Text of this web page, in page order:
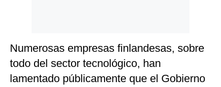
Numerosas empresas finlandesas, sobre
todo del sector tecnológico, han
lamentado públicamente que el Gobierno